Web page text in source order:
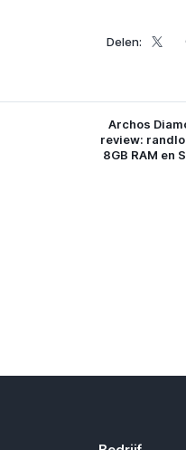
Delen:
Archos
review:
8GB RAM en